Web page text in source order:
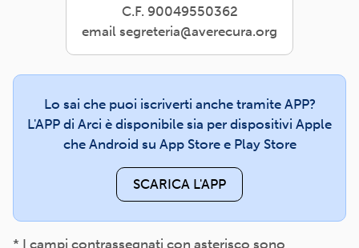
C.F. 90049550362
email segreteria@averecura.org
Lo sai che puoi iscriverti anche tramite APP?
L'APP di Arci è disponibile sia per dispositivi Apple
che Android su App Store e Play Store
SCARICA L'APP
* I campi contrassegnati con asterisco sono